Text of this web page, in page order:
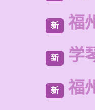
新 福
新 学
新 福